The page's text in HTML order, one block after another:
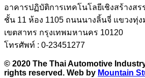
อาคารปฏิบัติการเทคโนโลยีเชิงสร้างสร
ชั้น 11 ห้อง 1105 ถนนนางลิ้นจี่ แขวงทุ่ง
เขตสาทร กรุงเทพมหานคร 10120
โทรศัพท์ : 0-23451277
© 2020 The Thai Automotive
rights reserved. Web by Mountain